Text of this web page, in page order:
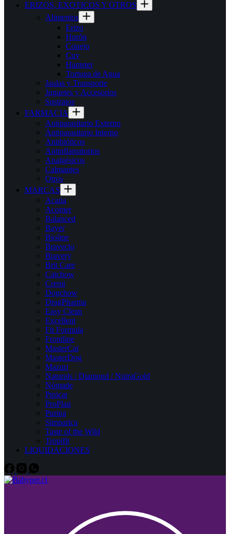
ERIZOS, EXOTICOS Y OTROS
Alimentos
Erizo
Hurón
Conejo
Cuy
Hamster
Tortuga de Agua
Jaulas y Transporte
Juguetes y Accesorios
Sustratos
FARMACIA
Antiparasitario Externo
Antiparasitario Interno
Antibióticos
Antinflamatorios
Analgésicos
Calmantes
Otros
MARCAS
Acana
Acomer
Balanced
Bayer
Bioline
Bravecto
Bravery
Brit Care
Catchow
Cremi
Dogchow
DragPharma
Easy Clean
Excellent
Fit Formula
Frontline
MasterCat
MasterDog
Mazuri
Naturals / Diamond / NutraGold
Nómade
Pipicat
ProPlan
Purina
Simparica
Taste of the Wild
Tropifit
LIQUIDACIONES